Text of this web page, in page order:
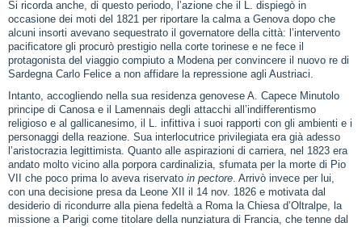
Si ricorda anche, di questo periodo, l’azione che il L. dispiegò in
occasione dei moti del 1821 per riportare la calma a Genova dopo che
alcuni insorti avevano sequestrato il governatore della città: l’intervento
pacificatore gli procurò prestigio nella corte torinese e ne fece il
protagonista del viaggio compiuto a Modena per convincere il nuovo re di
Sardegna Carlo Felice a non affidare la repressione agli Austriaci.
Intanto, accogliendo nella sua residenza genovese A. Capece Minutolo
principe di Canosa e il Lamennais degli attacchi all’indifferentismo
religioso e al gallicanesimo, il L. infittiva i suoi rapporti con gli ambienti e i
personaggi della reazione. Sua interlocutrice privilegiata era già adesso
l’aristocrazia legittimista. Quanto alle aspirazioni di carriera, nel 1823 era
andato molto vicino alla porpora cardinalizia, sfumata per la morte di Pio
VII che poco prima lo aveva riservato in pectore. Arrivò invece per lui,
con una decisione presa da Leone XII il 14 nov. 1826 e motivata dal
desiderio di ricondurre alla piena fedeltà a Roma la Chiesa d’Oltralpe, la
missione a Parigi come titolare della nunziatura di Francia, che tenne dal